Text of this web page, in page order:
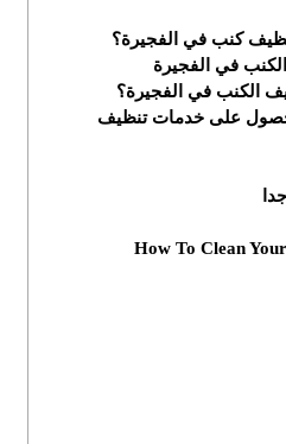
كنب في الفجيرة؟
في الفجيرة
الكنب في الفجيرة؟
على خدمات تنظيف